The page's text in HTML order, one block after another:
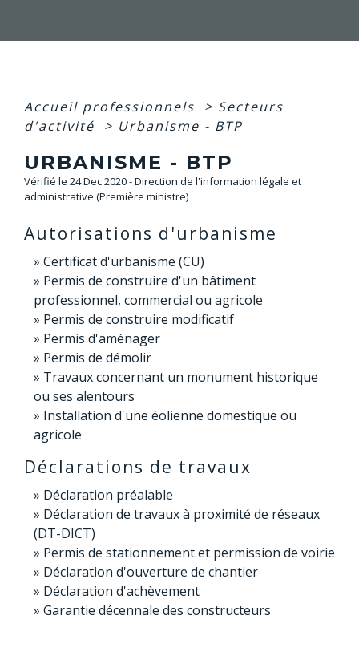
Accueil professionnels > Secteurs
d'activité
> Urbanisme - BTP
URBANISME - BTP
Vérifié le 24 Dec 2020 - Direction de l'information légale et
administrative (Première ministre)
Autorisations d'urbanisme
Certificat d'urbanisme (CU)
Permis de construire d'un bâtiment
professionnel, commercial ou agricole
Permis de construire modificatif
Permis d'aménager
Permis de démolir
Travaux concernant un monument historique
ou ses alentours
Installation d'une éolienne domestique ou
agricole
Déclarations de travaux
Déclaration préalable
Déclaration de travaux à proximité de réseaux
(DT-DICT)
Permis de stationnement et permission de voirie
Déclaration d'ouverture de chantier
Déclaration d'achèvement
Garantie décennale des constructeurs